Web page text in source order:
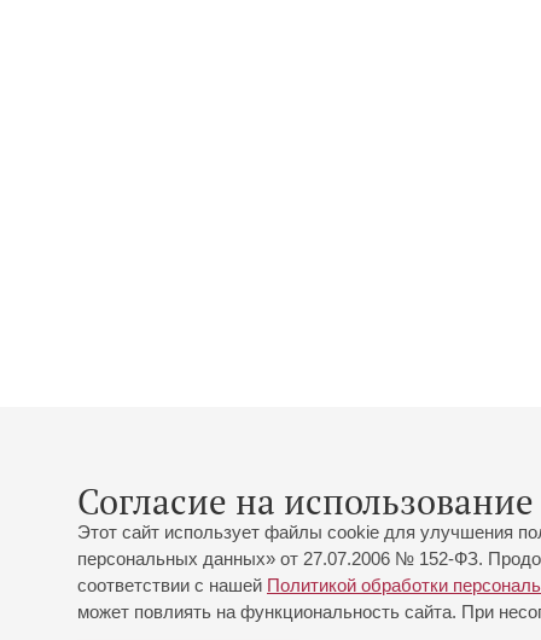
Согласие на
Этот сайт использует файлы cookie для улучшения
персональных данных» от 27.07.2006 № 152-ФЗ.
соответствии с нашей Политикой обработки
может повлиять на функциональность сайта. При